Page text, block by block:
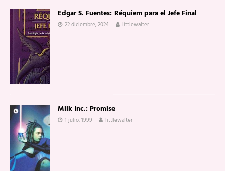
Edgar S. Fuentes: Réquiem para el Jefe Final
22 diciembre, 2024 littlewalter
Milk Inc.: Promise
1 julio, 1999 littlewalter